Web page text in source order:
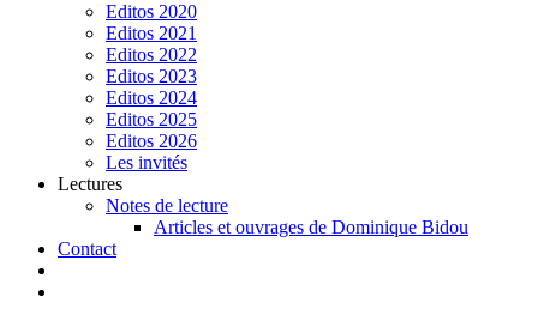
Editos 2020
Editos 2021
Editos 2022
Editos 2023
Editos 2024
Editos 2025
Editos 2026
Les invités
Lectures
Notes de lecture
Articles et ouvrages de Dominique Bidou
Contact